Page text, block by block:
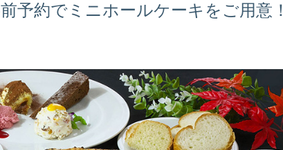
予約でミニホールケーキをご用意！